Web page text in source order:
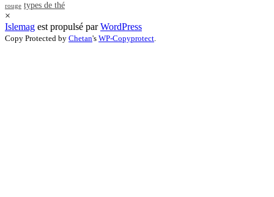
rouge types de thé
×
Islemag est propulsé parWordPress
Copy Protected by Chetan's WP-Copyprotect.